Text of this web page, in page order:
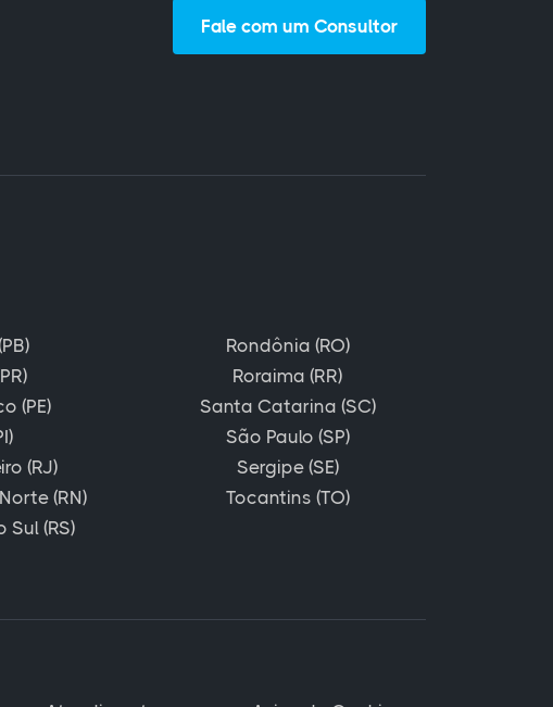
Fale com um Consultor
(PE)
(RJ)
(RN)
Sul (RS)
Rondônia (RO)
Roraima (RR)
Santa Catarina (SC)
São Paulo (SP)
Sergipe (SE)
Tocantins (TO)